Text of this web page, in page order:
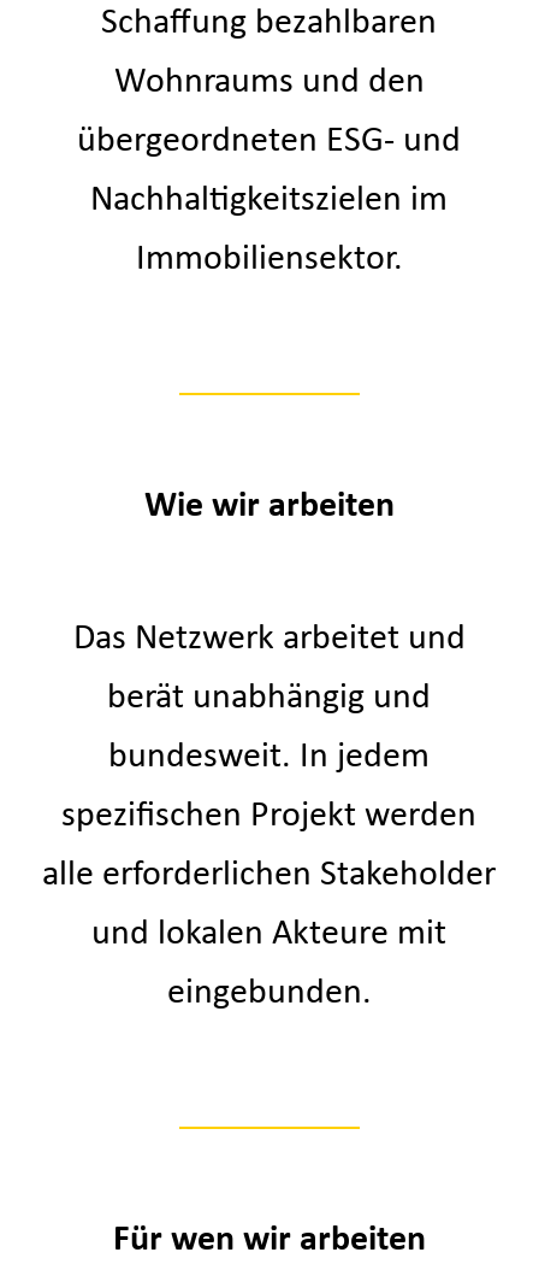
Schaffung bezahlbaren
Wohnraums und den
übergeordneten ESG- und
Nachhaltigkeitszielen im
Immobiliensektor.
Wie wir arbeiten
Das Netzwerk arbeitet und
berät unabhängig und
bundesweit. In jedem
spezifischen Projekt werden
alle erforderlichen Stakeholder
und lokalen Akteure mit
eingebunden.
Für wen wir arbeiten